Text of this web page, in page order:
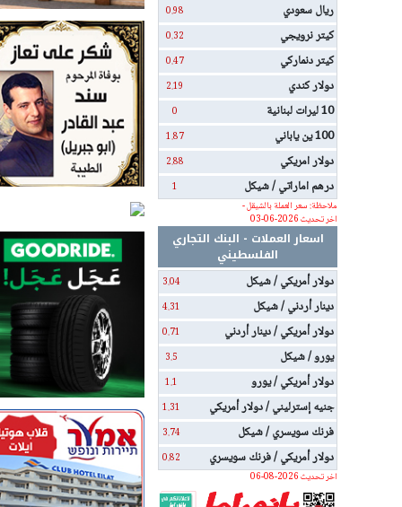
ريال سعودي 0.98
كيتر نرويجي 0.32
كيتر دنماركي 0.47
دولار كندي 2.19
10 ليرات لبنانية 0
100 ين ياباني 1.87
دولار امريكي 2.88
درهم اماراتي / شيكل
1
ملاحظة: سعر العملة بالشيقل -
اخر تحديث 2026-06-03
اسعار العملات - البنك التجاري
الفلسطيني
دولار أمريكي / شيكل
3.04
دينار أردني / شيكل 4.31
دولار أمريكي / دينار أردني 0.71
يورو / شيكل 3.5
دولار أمريكي / يورو 1.1
جنيه إسترليني / دولار أمريكي 1.31
فرنك سويسري / شيكل 3.74
دولار أمريكي / فرنك سويسري
0.82
اخر تحديث 2026-08-06